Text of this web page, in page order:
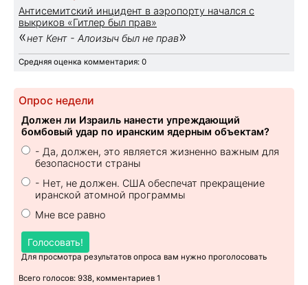
Антисемитский инцидент в аэропорту начался с
выкриков «Гитлер был прав»
«нет Кент - Алоизыч был не прав»
Средняя оценка комментария: 0
Опрос недели
Должен ли Израиль нанести упреждающий
бомбовый удар по иранским ядерным объектам?
- Да, должен, это является жизненно важным для
безопасности страны
- Нет, не должен. США обеспечат прекращение
иранской атомной программы
Мне все равно
Голосовать!
Для просмотра результатов опроса вам нужно проголосовать
Всего голосов: 938, комментариев 1